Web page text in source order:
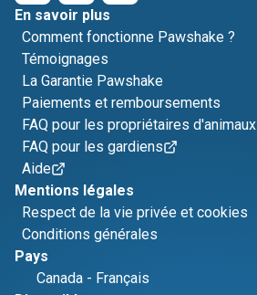
En savoir plus
Comment fonctionne Pawshake ?
Témoignages
La Garantie Pawshake
Paiements et remboursements
FAQ pour les propriétaires d'animaux
FAQ pour les gardiens
Aide
Mentions légales
Respect de la vie privée et cookies
Conditions générales
Pays
Canada - Français